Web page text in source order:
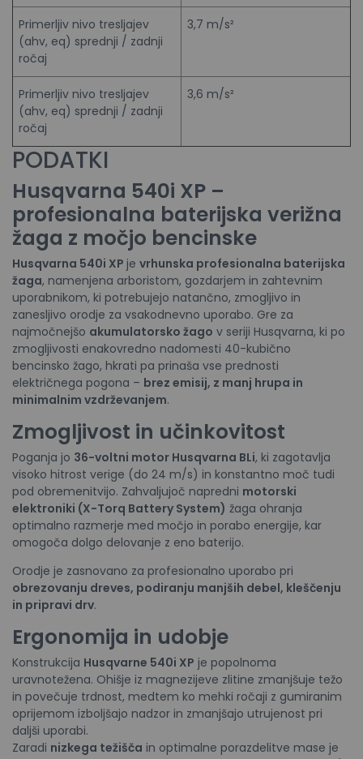
Primerljiv nivo tresljajev
(ahv, eq) sprednji / zadnji
ročaj
3,7 m/s²
Primerljiv nivo tresljajev
(ahv, eq) sprednji / zadnji
ročaj
3,6 m/s²
PODATKI
Husqvarna 540i XP –
profesionalna baterijska verižna
žaga z močjo bencinske
Husqvarna 540i XP je vrhunska profesionalna baterijska
žaga, namenjena arboristom, gozdarjem in zahtevnim
uporabnikom, ki potrebujejo natančno, zmogljivo in
zanesljivo orodje za vsakodnevno uporabo. Gre za
najmočnejšo akumulatorsko žago v seriji Husqvarna, ki po
zmogljivosti enakovredno nadomesti 40-kubično
bencinsko žago, hkrati pa prinaša vse prednosti
električnega pogona – brez emisij, z manj hrupa in
minimalnim vzdrževanjem.
Zmogljivost in učinkovitost
Poganja jo 36-voltni motor Husqvarna BLi, ki zagotavlja
visoko hitrost verige (do 24 m/s) in konstantno moč tudi
pod obremenitvijo. Zahvaljujoč napredni motorski
elektroniki (X-Torq Battery System) žaga ohranja
optimalno razmerje med močjo in porabo energije, kar
omogoča dolgo delovanje z eno baterijo.
Orodje je zasnovano za profesionalno uporabo pri
obrezovanju dreves, podiranju manjših debel, kleščenju
in pripravi drv.
Ergonomija in udobje
Konstrukcija Husqvarne 540i XP je popolnoma
uravnotežena. Ohišje iz magnezijeve zlitine zmanjšuje težo
in povečuje trdnost, medtem ko mehki ročaji z gumiranim
oprijemom izboljšajo nadzor in zmanjšajo utrujenost pri
daljši uporabi.
Zaradi nizkega težišča in optimalne porazdelitve mase je